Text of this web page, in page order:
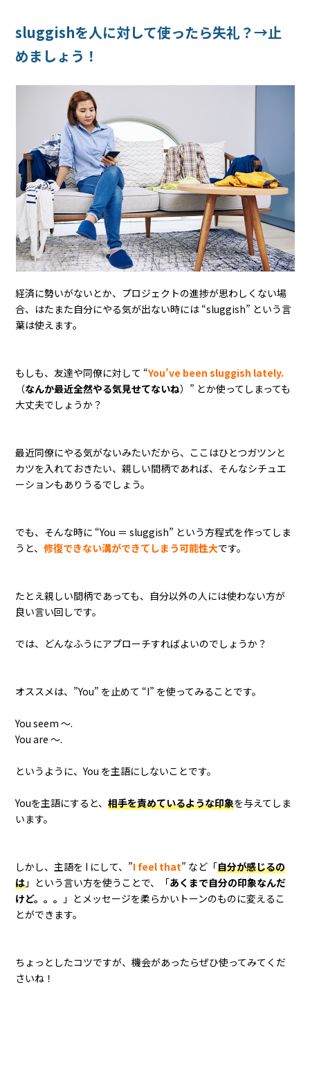
sluggishを人に対して使ったら失礼？→止
めましょう！
経済に勢いがないとか、プロジェクトの進捗が思わしくない場
合、はたまた自分にやる気が出ない時には “sluggish” という言
葉は使えます。
もしも、友達や同僚に対して “You’ve been sluggish lately.
（なんか最近全然やる気見せてないね）” とか使ってしまっても
大丈夫でしょうか？
最近同僚にやる気がないみたいだから、ここはひとつガツンと
カツを入れておきたい、親しい間柄であれば、そんなシチュエ
ーションもありうるでしょう。
でも、そんな時に “You ＝ sluggish” という方程式を作ってしま
うと、修復できない溝ができてしまう可能性大です。
たとえ親しい間柄であっても、自分以外の人には使わない方が
良い言い回しです。
では、どんなふうにアプローチすればよいのでしょうか？
オススメは、”You” を止めて “I” を使ってみることです。
You seem ～.
You are ～.
というように、You を主語にしないことです。
Youを主語にすると、相手を責めているような印象を与えてしま
います。
しかし、主語を I にして、”I feel that” など「自分が感じるの
は 」という言い方を使うことで、「あくまで自分の印象なんだ
けど。。。
」とメッセージを柔らかいトーンのものに変えるこ
とができます。
ちょっとしたコツですが、機会があったらぜひ使ってみてくだ
さいね！